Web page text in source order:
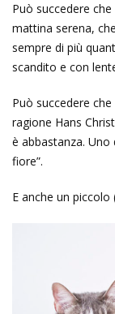
Può succedere
mattina serena,
sempre di più
scandito e con
Può succedere
ragione Hans
è abbastanza. Uno
fiore”.
E anche un piccolo